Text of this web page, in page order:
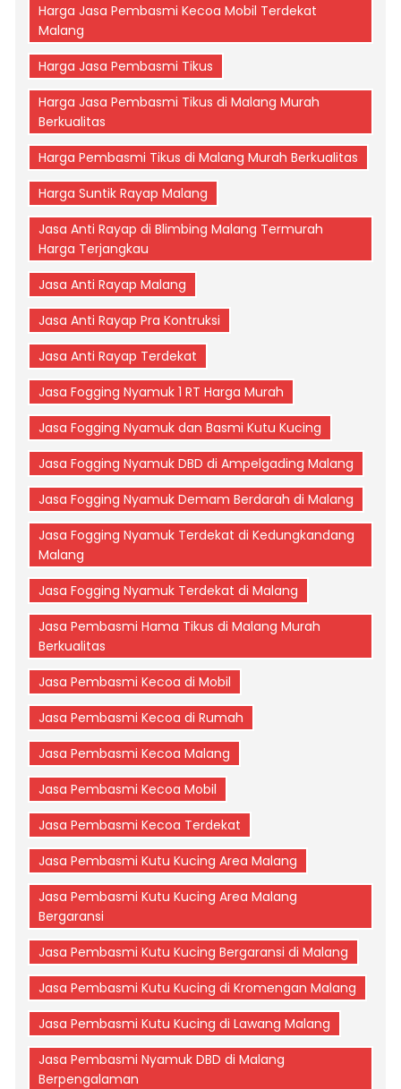
Harga Jasa Pembasmi Kecoa Mobil Terdekat
Malang
Harga Jasa Pembasmi Tikus
Harga Jasa Pembasmi Tikus di Malang Murah
Berkualitas
Harga Pembasmi Tikus di Malang Murah Berkualitas
Harga Suntik Rayap Malang
Jasa Anti Rayap di Blimbing Malang Termurah
Harga Terjangkau
Jasa Anti Rayap Malang
Jasa Anti Rayap Pra Kontruksi
Jasa Anti Rayap Terdekat
Jasa Fogging Nyamuk 1 RT Harga Murah
Jasa Fogging Nyamuk dan Basmi Kutu Kucing
Jasa Fogging Nyamuk DBD di Ampelgading Malang
Jasa Fogging Nyamuk Demam Berdarah di Malang
Jasa Fogging Nyamuk Terdekat di Kedungkandang
Malang
Jasa Fogging Nyamuk Terdekat di Malang
Jasa Pembasmi Hama Tikus di Malang Murah
Berkualitas
Jasa Pembasmi Kecoa di Mobil
Jasa Pembasmi Kecoa di Rumah
Jasa Pembasmi Kecoa Malang
Jasa Pembasmi Kecoa Mobil
Jasa Pembasmi Kecoa Terdekat
Jasa Pembasmi Kutu Kucing Area Malang
Jasa Pembasmi Kutu Kucing Area Malang
Bergaransi
Jasa Pembasmi Kutu Kucing Bergaransi di Malang
Jasa Pembasmi Kutu Kucing di Kromengan Malang
Jasa Pembasmi Kutu Kucing di Lawang Malang
Jasa Pembasmi Nyamuk DBD di Malang
Berpengalaman